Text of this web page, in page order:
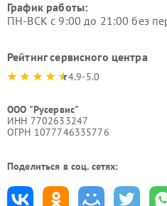
График работы:
ПН-ВСК с 9:00 до 21:00 без
Рейтинг сервисного центра
4.9-5.0
ООО "Русервис"
ИНН 7702633247
ОГРН 1077746335776
Поделиться в соц. сетях: